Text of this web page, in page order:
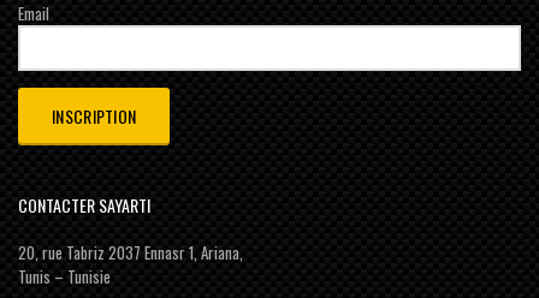
Email
CONTACTER SAYARTI
20, rue Tabriz 2037 Ennasr 1, Ariana,
Tunis – Tunisie